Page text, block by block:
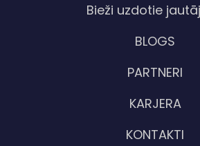
Bieži uzdotie
BLOGS
PARTNERI
KARJERA
KONTAKTI